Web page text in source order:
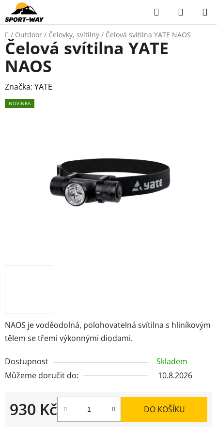
Přejít
na
obsah
Hledat
KOŠÍK
Domů
/ Outdoor / Čelovky, svítilny / Čelová svítilna YATE NAOS
NAOS je voděodolná, polohovatelná svítilna s hliníkovým
tělem se třemi výkonnými diodami.
Dostupnost
Skladem
Můžeme doručit do:
10.8.2026
930 Kč DO KOŠÍKU
Čelová svítilna YATE
NAOS
Značka: YATE
NOVINKA